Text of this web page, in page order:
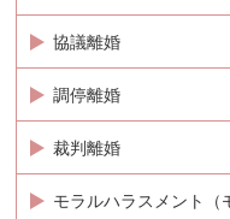
協議離婚
調停離婚
裁判離婚
モラルハラスメント（